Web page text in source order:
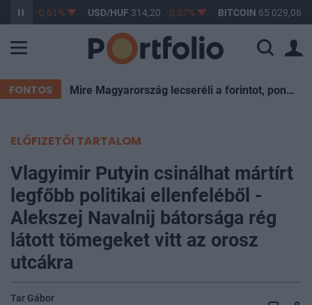
-0,61% USD/HUF314,20 -0,87% BITCOIN65 029,06
FONTOS Mire Magyarország lecseréli a forintot, pont kukázzák a most ismert eurót
ELŐFIZETŐI TARTALOM
Vlagyimir Putyin csinálhat mártírt
legfőbb politikai ellenfeléből -
Alekszej Navalnij bátorsága rég
látott tömegeket vitt az orosz
utcákra
Tar Gábor